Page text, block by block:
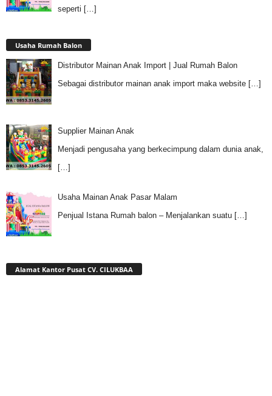
seperti […]
Usaha Rumah Balon
Distributor Mainan Anak Import | Jual Rumah Balon
Sebagai distributor mainan anak import maka website […]
Supplier Mainan Anak
Menjadi pengusaha yang berkecimpung dalam dunia anak,
[…]
Usaha Mainan Anak Pasar Malam
Penjual Istana Rumah balon – Menjalankan suatu […]
Alamat Kantor Pusat CV. CILUKBAA